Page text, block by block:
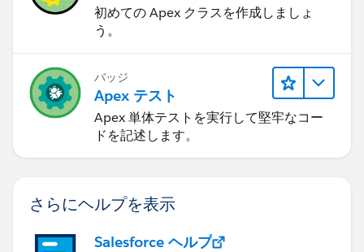
初めての Apex クラスを作成しましょ
う。
バッジ
Apex テスト
Apex 単体テストを実行して堅牢なコー
ドを記述します。
さらにヘルプを表示
Salesforce ヘルプ